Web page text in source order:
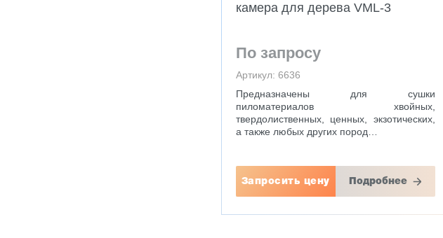
камера для дерева VML-3
По запросу
Артикул: 6636
Предназначены для сушки
пиломатериалов хвойных,
твердолиственных, ценных, экзотических,
а также любых других пород…
Запросить цену Подробнее